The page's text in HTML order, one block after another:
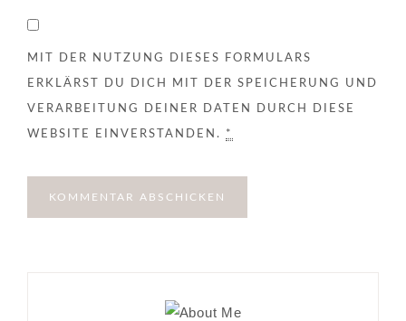
MIT DER NUTZUNG DIESES FORMULARS
ERKLÄRST DU DICH MIT DER SPEICHERUNG UND
VERARBEITUNG DEINER DATEN DURCH DIESE
WEBSITE EINVERSTANDEN. *